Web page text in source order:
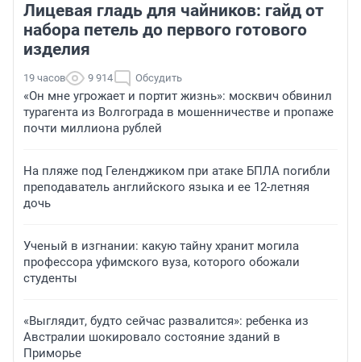
Лицевая гладь для чайников: гайд от
набора петель до первого готового
изделия
19 часов 9 914 Обсудить
«Он мне угрожает и портит жизнь»: москвич обвинил
турагента из Волгограда в мошенничестве и пропаже
почти миллиона рублей
На пляже под Геленджиком при атаке БПЛА погибли
преподаватель английского языка и ее 12-летняя
дочь
Ученый в изгнании: какую тайну хранит могила
профессора уфимского вуза, которого обожали
студенты
«Выглядит, будто сейчас развалится»: ребенка из
Австралии шокировало состояние зданий в
Приморье